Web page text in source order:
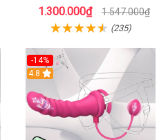
cấp
1.300.000₫ 1.547.000₫
(235)
-14%
4.8